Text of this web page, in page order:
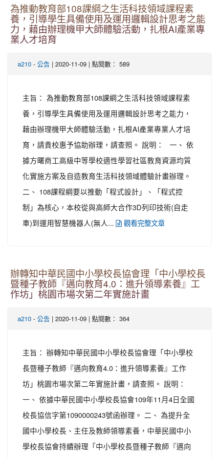
為推動教育部108課綱之生活科技領域課程素
養，引導學生具備使用及運用邏輯設計思考之能
力，藉由辦理機甲大師體驗活動，扎根AI產業專
業人才培育
a210 - 公告 | 2020-11-09 | 點閱數： 589
主旨： 為推動教育部108課綱之生活科技領域課程素
養，引導學生具備使用及運用邏輯設計思考之能力，
藉由辦理機甲大師體驗活動，扎根AI產業專業人才培
育，請貴校惠予協助辦理，請查照。 說明： 一、 依
據方曙商工高級中等學校適性學習社區教育資源均質
化實施方案及自造教育生活科技領域體驗計畫辦理。
二、 108課程綱要以推動「程式設計」、「程式控
制」為核心，本校從與高師大合作3D列印技術(自走
車)到運用智慧機器人(無人...
觀看完整文章
辦轉知中華民國中小學校長協會理「中小學校長
暨種子教師『邁向教育4.0：進升領導素養』工
作坊」桃園市場次第二年實施計畫
a210 - 公告 | 2020-11-09 | 點閱數： 364
主旨： 辦轉知中華民國中小學校長協會理「中小學校
長暨種子教師『邁向教育4.0：進升領導素養』工作
坊」桃園市場次第二年實施計畫，請查照。 說明：
一、 依據中華民國中小學校長協會109年11月4日全國
校長協信字第1090000243號函辦理。 二、 為提升全
國中小學校長、主任及教師領導素養，中華民國中小
學校長協會持續辦理「中小學校長暨種子教師『邁向